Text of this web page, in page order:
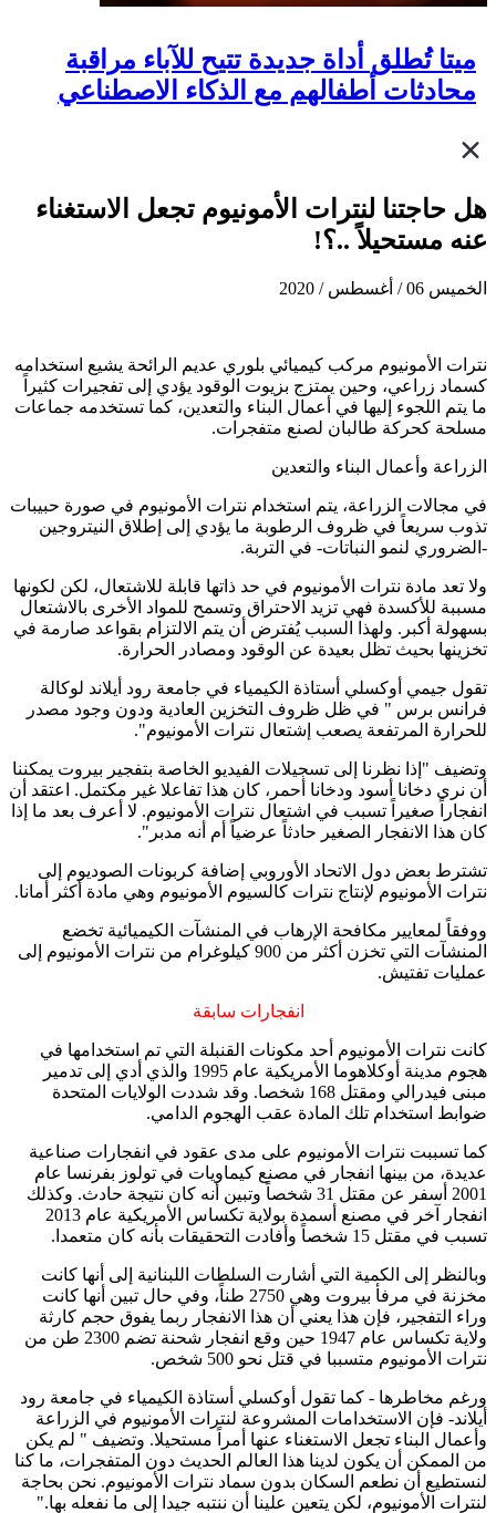
ميتا تُطلق أداة جديدة تتيح للآباء مراقبة
محادثات أطفالهم مع الذكاء الاصطناعي
هل حاجتنا لنترات الأمونيوم تجعل الاستغناء
عنه مستحيلاً ..؟!
الخميس 06 / أغسطس / 2020
نترات الأمونيوم مركب كيميائي بلوري عديم الرائحة يشيع استخدامه
كسماد زراعي، وحين يمتزج بزيوت الوقود يؤدي إلى تفجيرات كثيراً
ما يتم اللجوء إليها في أعمال البناء والتعدين، كما تستخدمه جماعات
مسلحة كحركة طالبان لصنع متفجرات.
الزراعة وأعمال البناء والتعدين
في مجالات الزراعة، يتم استخدام نترات الأمونيوم في صورة حبيبات
تذوب سريعاً في ظروف الرطوبة ما يؤدي إلى إطلاق النيتروجين
-الضروري لنمو النباتات- في التربة.
ولا تعد مادة نترات الأمونيوم في حد ذاتها قابلة للاشتعال، لكن لكونها
مسببة للأكسدة فهي تزيد الاحتراق وتسمح للمواد الأخرى بالاشتعال
بسهولة أكبر. ولهذا السبب يُفترض أن يتم الالتزام بقواعد صارمة في
تخزينها بحيث تظل بعيدة عن الوقود ومصادر الحرارة.
تقول جيمي أوكسلي أستاذة الكيمياء في جامعة رود أيلاند لوكالة
فرانس برس " في ظل ظروف التخزين العادية ودون وجود مصدر
للحرارة المرتفعة يصعب إشتعال نترات الأمونيوم".
وتضيف "إذا نظرنا إلى تسجيلات الفيديو الخاصة بتفجير بيروت يمكننا
أن نرى دخانا أسود ودخانا أحمر، كان هذا تفاعلا غير مكتمل. اعتقد أن
انفجاراً صغيراً تسبب في اشتعال نترات الأمونيوم. لا أعرف بعد ما إذا
كان هذا الانفجار الصغير حادثاً عرضياً أم أنه مدبر".
تشترط بعض دول الاتحاد الأوروبي إضافة كربونات الصوديوم إلى
نترات الأمونيوم لإنتاج نترات كالسيوم الأمونيوم وهي مادة أكثر أمانا.
ووفقاً لمعايير مكافحة الإرهاب في المنشآت الكيميائية تخضع
المنشآت التي تخزن أكثر من 900 كيلوغرام من نترات الأمونيوم إلى
عمليات تفتيش.
انفجارات سابقة
كانت نترات الأمونيوم أحد مكونات القنبلة التي تم استخدامها في
هجوم مدينة أوكلاهوما الأمريكية عام 1995 والذي أدي إلى تدمير
مبنى فيدرالي ومقتل 168 شخصا. وقد شددت الولايات المتحدة
ضوابط استخدام تلك المادة عقب الهجوم الدامي.
كما تسببت نترات الأمونيوم على مدى عقود في انفجارات صناعية
عديدة، من بينها انفجار في مصنع كيماويات في تولوز بفرنسا عام
2001 أسفر عن مقتل 31 شخصاً وتبين أنه كان نتيجة حادث. وكذلك
انفجار آخر في مصنع أسمدة بولاية تكساس الأمريكية عام 2013
تسبب في مقتل 15 شخصاً وأفادت التحقيقات بأنه كان متعمدا.
وبالنظر إلى الكمية التي أشارت السلطات اللبنانية إلى أنها كانت
مخزنة في مرفأ بيروت وهي 2750 طناً، وفي حال تبين أنها كانت
وراء التفجير، فإن هذا يعني أن هذا الانفجار ربما يفوق حجم كارثة
ولاية تكساس عام 1947 حين وقع انفجار شحنة تضم 2300 طن من
نترات الأمونيوم متسببا في قتل نحو 500 شخص.
ورغم مخاطرها - كما تقول أوكسلي أستاذة الكيمياء في جامعة رود
أيلاند- فإن الاستخدامات المشروعة لنترات الأمونيوم في الزراعة
وأعمال البناء تجعل الاستغناء عنها أمراً مستحيلا. وتضيف " لم يكن
من الممكن أن يكون لدينا هذا العالم الحديث دون المتفجرات، ما كنا
لنستطيع أن نطعم السكان بدون سماد نترات الأمونيوم. نحن بحاجة
لنترات الأمونيوم، لكن يتعين علينا أن ننتبه جيدا إلى ما نفعله بها."